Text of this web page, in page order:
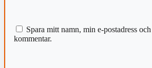
Spara mitt namn, min e-postadress
kommentar.